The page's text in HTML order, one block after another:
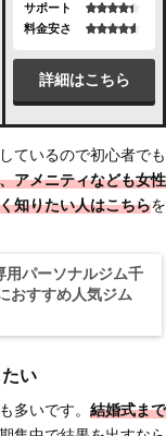
サポート
料金安さ
詳細はこちら
しているので初心者でも
アメニティなども女性
知りたい人はこちらを
用パーソナルジム千
おすすめ人気ジム
い
多いです。 結婚式まで